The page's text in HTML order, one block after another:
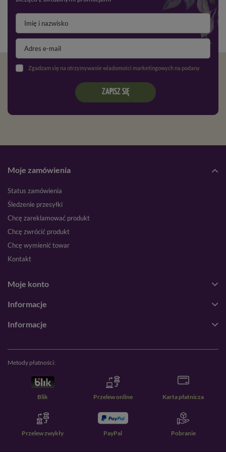
Zgadzam się na otrzymywanie wiadomości marketingowych na podany adres e-mail oraz przetwarzanie danych osobowych zgodnie z
ZAPISZ SIĘ
Moje zamówienia
Status zamówienia
Śledzenie przesyłki
Chcę zareklamować produkt
Chcę zwrócić produkt
Chcę wymienić towar
Kontakt
Moje konto
Informacje
Informacje
Metody płatności:
Blik Przelew online Karta płatnicza
Przelew zwykły PayPal Pobranie